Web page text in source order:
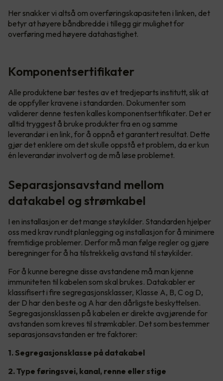
Her snakker vi altså om overføringskapasiteten i linken, det
betyr at høyere båndbredde i tillegg gir mulighet for
overføring med høyere datahastighet.
Komponentsertifikater
Alle produktene bør testes av et tredjeparts institutt, slik at
de oppfyller kravene i standarden. Dokumenter som
validerer denne testen kalles komponentsertifikater. Det er
alltid tryggest å bruke produkter fra en og samme
leverandør i en link, for å oppnå et garantert resultat. Dette
gjør det enklere om det skulle oppstå et problem, da er kun
én leverandør involvert og de må løse problemet.
Separasjonsavstand mellom
datakabel og strømkabel
I en installasjon er det mange støykilder. Standarden hjelper
oss med krav rundt planlegging og installasjon for å minimere
fremtidige problemer. Derfor må man følge regler og gjøre
beregninger for å ha tilstrekkelig avstand til støykilder.
For å kunne beregne disse avstandene må man kjenne
immuniteten til kabelen som skal brukes. Datakabler er
klassifisert i fire segregasjonsklasser, Klasse A, B, C og D,
der D har den beste og A har den dårligste beskyttelsen.
Segregasjonsklassen på kabelen er direkte avgjørende for
avstanden som kreves til strømkabler. Det som bestemmer
separasjonsavstanden er tre faktorer:
1. Segregasjonsklasse på datakabel
2. Type føringsvei, kanal, renne eller stige